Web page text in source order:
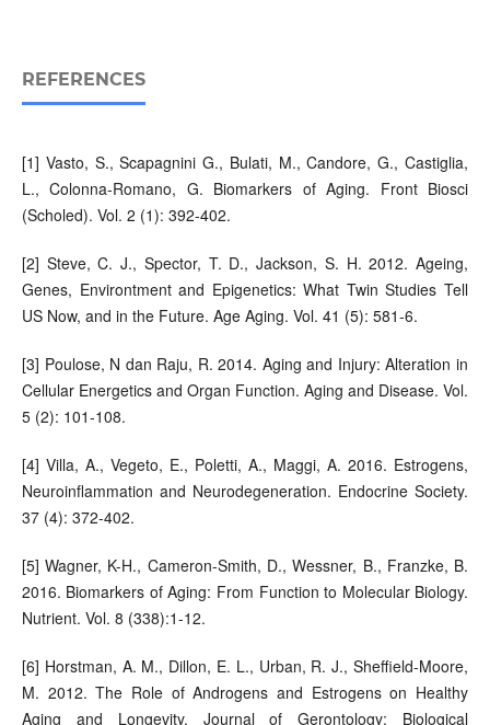
REFERENCES
[1] Vasto, S., Scapagnini G., Bulati, M., Candore, G., Castiglia,
L., Colonna-Romano, G. Biomarkers of Aging. Front Biosci
(Scholed). Vol. 2 (1): 392-402.
[2] Steve, C. J., Spector, T. D., Jackson, S. H. 2012. Ageing,
Genes, Environtment and Epigenetics: What Twin Studies Tell
US Now, and in the Future. Age Aging. Vol. 41 (5): 581-6.
[3] Poulose, N dan Raju, R. 2014. Aging and Injury: Alteration in
Cellular Energetics and Organ Function. Aging and Disease. Vol.
5 (2): 101-108.
[4] Villa, A., Vegeto, E., Poletti, A., Maggi, A. 2016. Estrogens,
Neuroinflammation and Neurodegeneration. Endocrine Society.
37 (4): 372-402.
[5] Wagner, K-H., Cameron-Smith, D., Wessner, B., Franzke, B.
2016. Biomarkers of Aging: From Function to Molecular Biology.
Nutrient. Vol. 8 (338):1-12.
[6] Horstman, A. M., Dillon, E. L., Urban, R. J., Sheffield-Moore,
M. 2012. The Role of Androgens and Estrogens on Healthy
Aging and Longevity. Journal of Gerontology: Biological